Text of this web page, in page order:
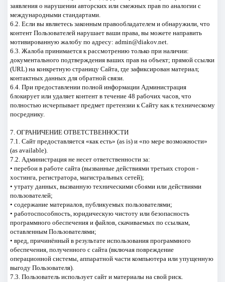
заявления о нарушении авторских или смежных прав по аналогии с
международными стандартами.
6.2. Если вы являетесь законным правообладателем и обнаружили, что
контент Пользователей нарушает ваши права, вы можете направить
мотивированную жалобу по адресу: admin@diakov.net.
6.3. Жалоба принимается к рассмотрению только при наличии:
документального подтверждения ваших прав на объект; прямой ссылки
(URL) на конкретную страницу Сайта, где зафиксирован материал;
контактных данных для обратной связи.
6.4. При предоставлении полной информации Администрация
блокирует или удаляет контент в течение 48 рабочих часов, что
полностью исчерпывает предмет претензии к Сайту как к техническому
посреднику.
7. ОГРАНИЧЕНИЕ ОТВЕТСТВЕННОСТИ
7.1. Сайт предоставляется «как есть» (as is) и «по мере возможности»
(as available).
7.2. Администрация не несет ответственности за:
• перебои в работе сайта (вызванные действиями третьих сторон -
хостинга, регистратора, магистральных сетей);
• утрату данных, вызванную техническими сбоями или действиями
пользователей;
• содержание материалов, публикуемых пользователями;
• работоспособность, юридическую чистоту или безопасность
программного обеспечения и файлов, скачиваемых по ссылкам,
оставленным Пользователями;
• вред, причинённый в результате использования программного
обеспечения, полученного с сайта (включая повреждение
операционной системы, аппаратной части компьютера или упущенную
выгоду Пользователя).
7.3. Пользователь использует сайт и материалы на свой риск.